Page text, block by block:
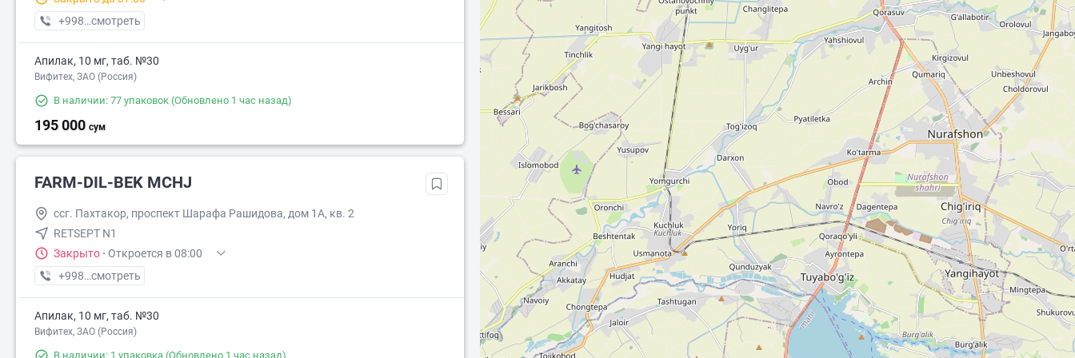
+998 (91) XXX-XX-XX
смотреть
Апилак, 10 мг, таб. №30
Вифитех, ЗАО (Россия)
В наличии: 77 упаковок (Обновлено 1 час назад)
195 000 сум
FARM-DIL-BEK MCHJ
ссг. Пахтакор, проспект Шарафа Рашидова, дом 1А, кв. 2
RETSEPT N1
Закрыто · Откроется в 08:00
+998 (91) XXX-XX-XX
смотреть
Апилак, 10 мг, таб. №30
Вифитех, ЗАО (Россия)
В наличии: 1 упаковка (Обновлено 1 час назад)